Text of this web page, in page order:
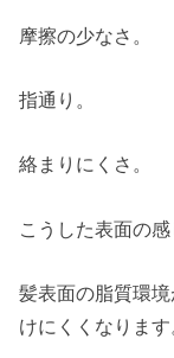
摩擦の少なさ。
指通り。
絡まりにくさ。
こうした表面の
髪表面の脂質環
けにくくなります